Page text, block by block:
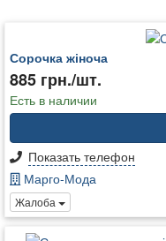
Сорочка жіноча
885 грн./шт.
Есть в наличии
Показать телефон
Марго-Мода
Жалоба